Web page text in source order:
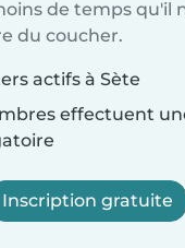
de temps qu'il
du coucher.
actifs à Sète
effectuent
Inscription gratuite